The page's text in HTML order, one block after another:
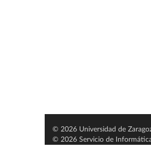
© 2026 Universidad de
© 2026 Servicio de